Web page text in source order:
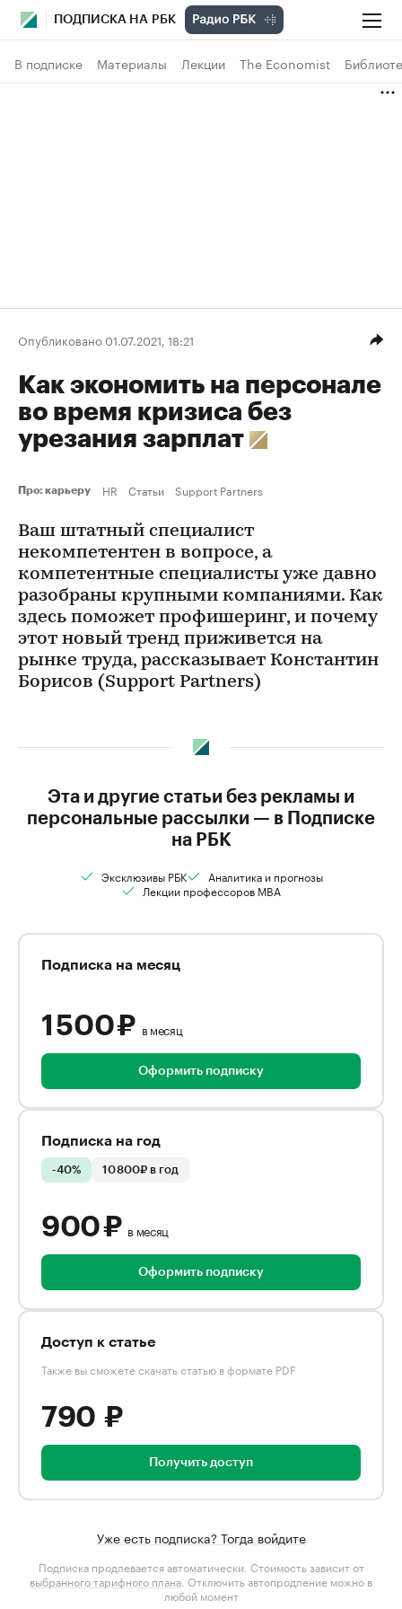
ПОДПИСКА НА РБК
В подписке Материалы Лекции The Economist
Опубликовано 01.07.2021, 18:21
Как экономить на персонале
во время кризиса без
урезания зарплат
Про: карьеру HR Статьи Support Partners
Ваш штатный специалист
некомпетентен в вопросе, а
компетентные специалисты уже давно
разобраны крупными компаниями. Как
здесь поможет профишеринг, и почему
этот новый тренд приживется на
рынке труда, рассказывает Константин
Борисов (Support Partners)
Эта и другие статьи без рекламы и
персональные рассылки — в Подписке
на РБК
Эксклюзивы РБК
Аналитика и прогнозы
Лекции профессоров MBA
Подписка на месяц
1 500 ₽ в месяц
Оформить подписку
Подписка на год
-40% 10 800₽ в год
900 ₽ в месяц
Оформить подписку
Доступ к статье
Также вы сможете скачать статью в формате PDF
790 ₽
Получить доступ
Уже есть подписка? Тогда войдите
Подписка продлевается автоматически. Стоимость зависит от
выбранного тарифного плана . Отключить автопродление можно в
любой момент